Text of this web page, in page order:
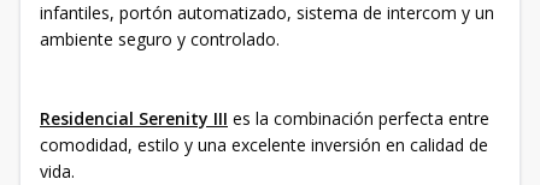
infantiles, portón automatizado, sistema de intercom y un
ambiente seguro y controlado.
Residencial Serenity III es la combinación perfecta entre
comodidad, estilo y una excelente inversión en calidad de
vida.